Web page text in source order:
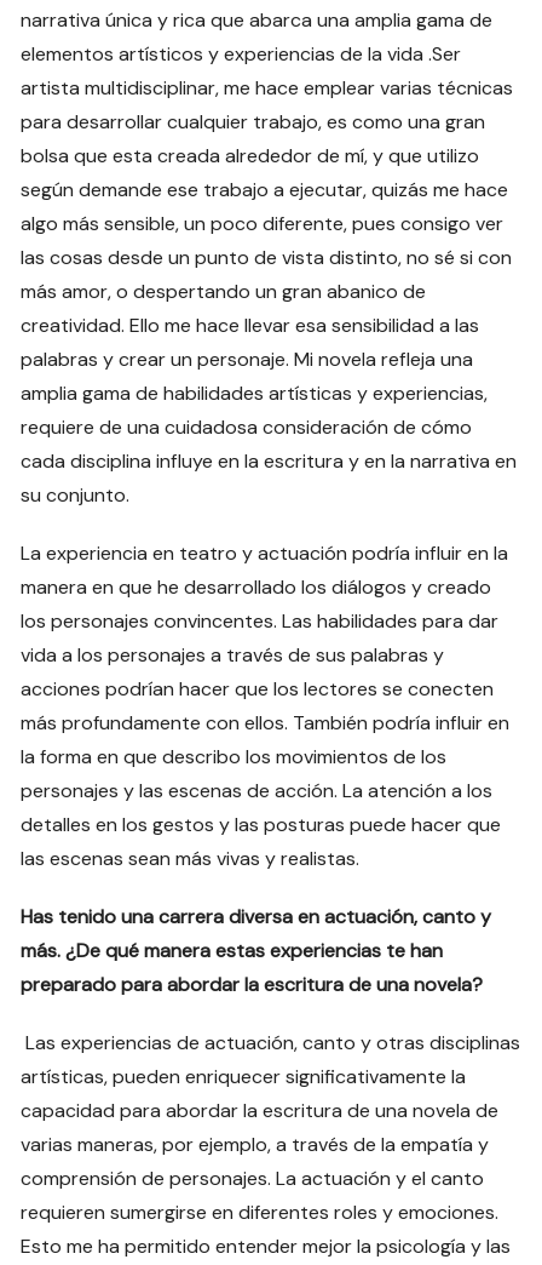
narrativa única y rica que abarca una amplia gama de
elementos artísticos y experiencias de la vida .Ser
artista multidisciplinar, me hace emplear varias técnicas
para desarrollar cualquier trabajo, es como una gran
bolsa que esta creada alrededor de mí, y que utilizo
según demande ese trabajo a ejecutar, quizás me hace
algo más sensible, un poco diferente, pues consigo ver
las cosas desde un punto de vista distinto, no sé si con
más amor, o despertando un gran abanico de
creatividad. Ello me hace llevar esa sensibilidad a las
palabras y crear un personaje. Mi novela refleja una
amplia gama de habilidades artísticas y experiencias,
requiere de una cuidadosa consideración de cómo
cada disciplina influye en la escritura y en la narrativa en
su conjunto.
La experiencia en teatro y actuación podría influir en la
manera en que he desarrollado los diálogos y creado
los personajes convincentes. Las habilidades para dar
vida a los personajes a través de sus palabras y
acciones podrían hacer que los lectores se conecten
más profundamente con ellos. También podría influir en
la forma en que describo los movimientos de los
personajes y las escenas de acción. La atención a los
detalles en los gestos y las posturas puede hacer que
las escenas sean más vivas y realistas.
Has tenido una carrera diversa en actuación, canto y
más. ¿De qué manera estas experiencias te han
preparado para abordar la escritura de una novela?
Las experiencias de actuación, canto y otras disciplinas
artísticas, pueden enriquecer significativamente la
capacidad para abordar la escritura de una novela de
varias maneras, por ejemplo, a través de la empatía y
comprensión de personajes. La actuación y el canto
requieren sumergirse en diferentes roles y emociones.
Esto me ha permitido entender mejor la psicología y las